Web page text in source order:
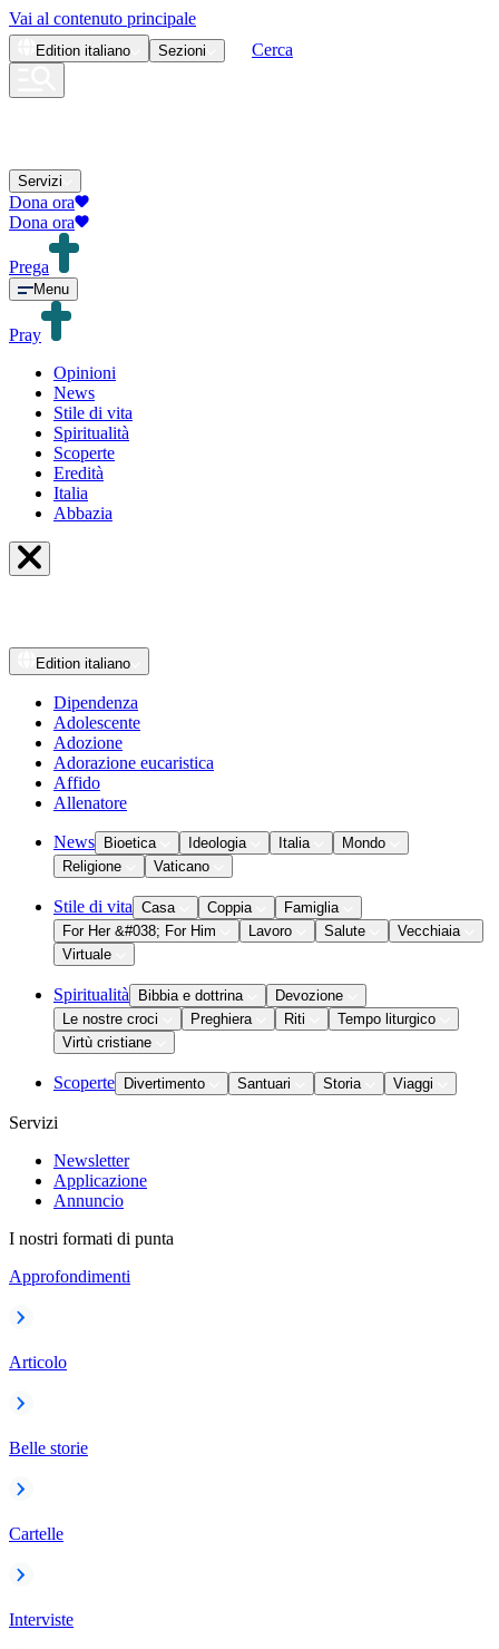
Vai al contenuto principale
Edition italiano Sezioni Cerca
Servizi
Dona ora
Dona ora
Prega
Menu
Pray
Opinioni
News
Stile di vita
Spiritualità
Scoperte
Eredità
Italia
Abbazia
Edition italiano
Dipendenza
Adolescente
Adozione
Adorazione eucaristica
Affido
Allenatore
News Bioetica Ideologia Italia
Mondo
Religione
Vaticano
Stile di vita Casa Coppia
Famiglia
For Her &#038; For Him
Lavoro Salute
Vecchiaia
Virtuale
Spiritualità Bibbia e dottrina
Devozione
Le nostre croci
Preghiera Riti
Tempo liturgico
Virtù cristiane
Scoperte Divertimento Santuari Storia Viaggi
Servizi
Newsletter
Applicazione
Annuncio
I nostri formati di punta
Approfondimenti
Articolo
Belle storie
Cartelle
Interviste